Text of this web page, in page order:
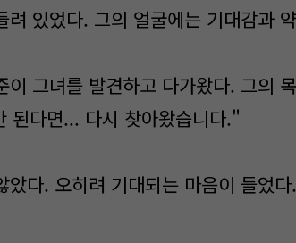
려 있었다. 그의 얼굴에는 기대감과
그녀를 발견하고 다가왔다. 그의
된다면... 다시 찾아왔습니다."
았다. 오히려 기대되는 마음이 들었